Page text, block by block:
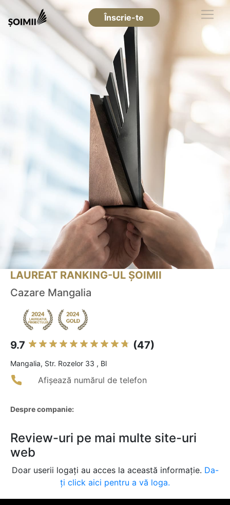
Înscrie-te
LAUREAT RANKING-UL ȘOIMII
Cazare Mangalia
9.7 (47)
Mangalia, Str. Rozelor 33 , Bl
Afișează numărul de telefon
Despre companie:
Review-uri pe mai multe site-uri
web
Doar userii logați au acces la această informație. Da-
ți click aici pentru a vă loga.